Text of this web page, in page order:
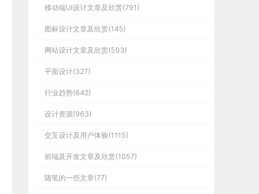
移动端UI设计文章及欣赏(791)
图标设计文章及欣赏(145)
网站设计文章及欣赏(503)
平面设计(327)
行业趋势(642)
设计资源(963)
交互设计及用户体验(1115)
前端及开发文章及欣赏(1057)
随笔的一些文章(77)